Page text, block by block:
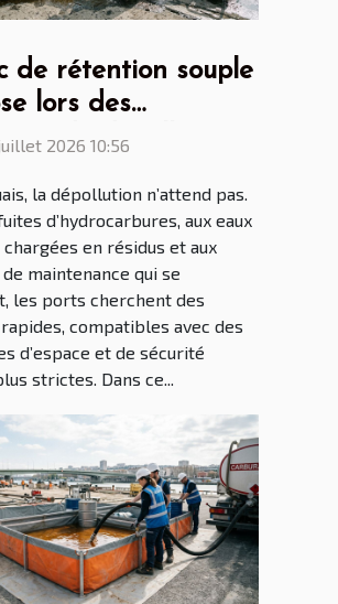
de rétention souple
lors des
de dépollution
2026 10:56
la dépollution n’attend pas.
d’hydrocarbures, aux eaux
chargées en résidus et aux
maintenance qui se
les ports cherchent des
compatibles avec des
d’espace et de sécurité
strictes. Dans ce...